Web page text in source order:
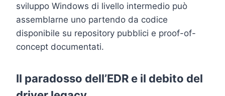
sviluppo Windows di livello intermedio può
assemblarne uno partendo da codice
disponibile su repository pubblici e proof-of-
concept documentati.
Il paradosso dell’EDR e il debito del